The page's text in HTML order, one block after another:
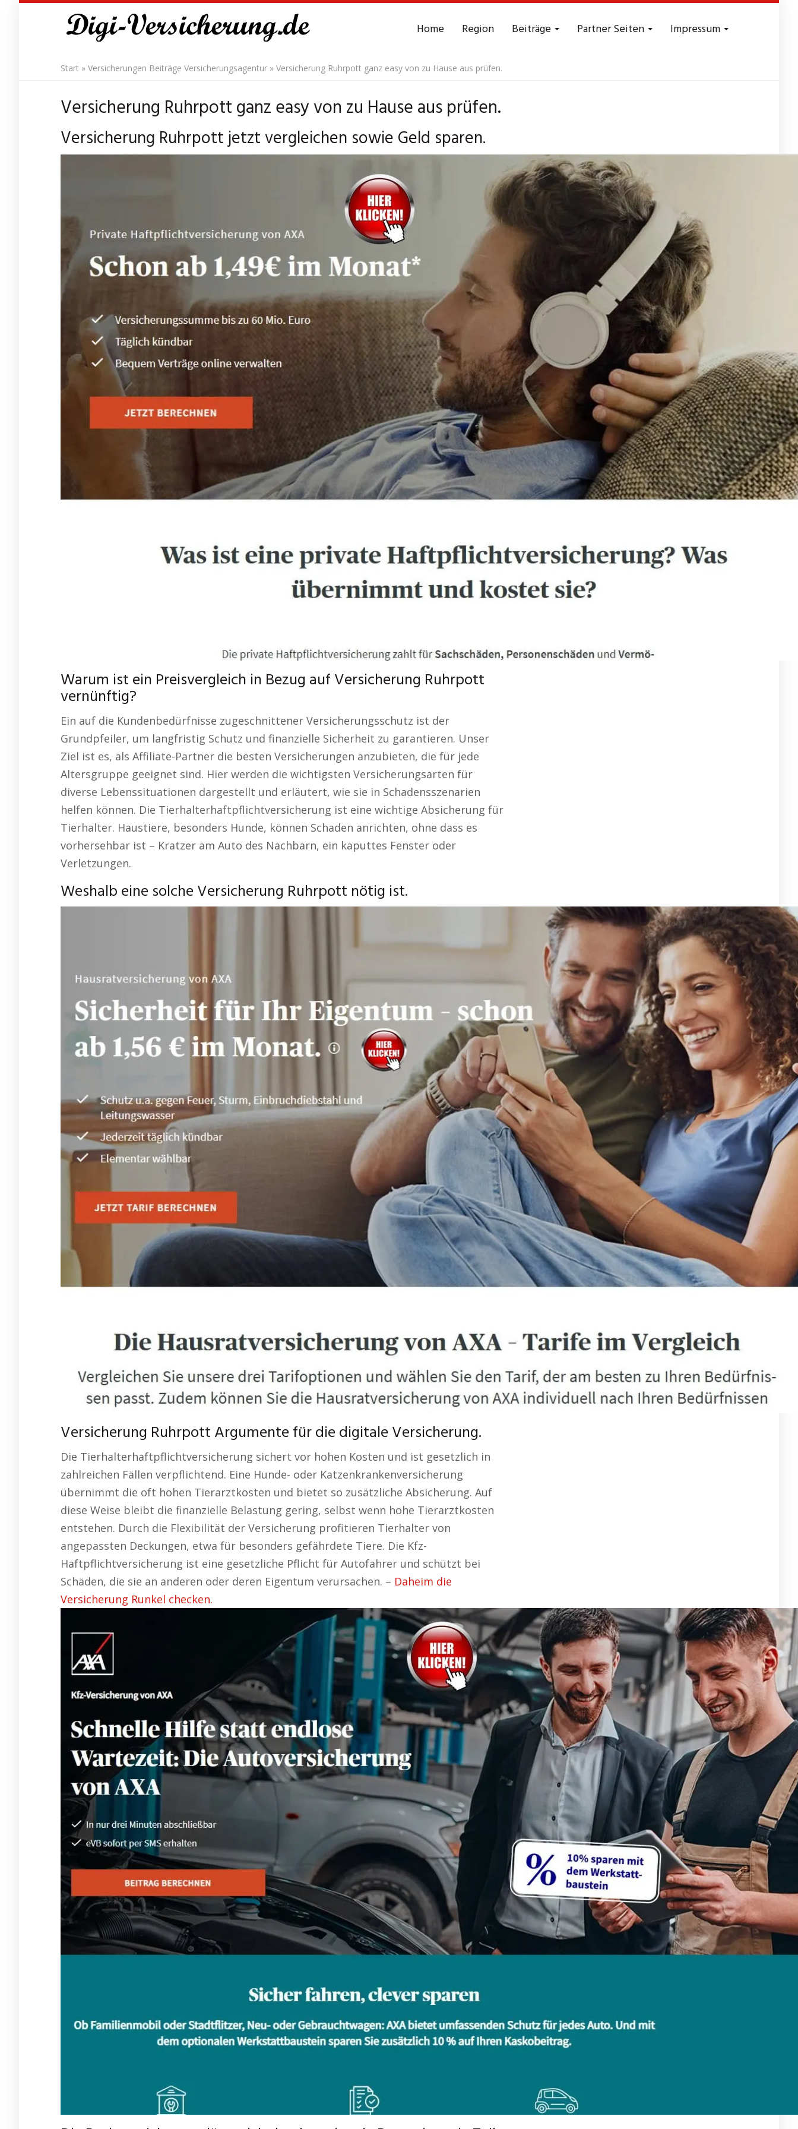
Home Region Beiträge Partner Seiten Impressum
Start » Versicherungen Beiträge Versicherungsagentur » Versicherung Ruhrpott ganz easy von zu Hause aus prüfen.
Versicherung Ruhrpott ganz easy von zu Hause aus prüfen.
Versicherung Ruhrpott jetzt vergleichen sowie Geld sparen.
Warum ist ein Preisvergleich in Bezug auf Versicherung Ruhrpott
vernünftig?
Ein auf die Kundenbedürfnisse zugeschnittener Versicherungsschutz ist der
Grundpfeiler, um langfristig Schutz und finanzielle Sicherheit zu garantieren. Unser
Ziel ist es, als Affiliate-Partner die besten Versicherungen anzubieten, die für jede
Altersgruppe geeignet sind. Hier werden die wichtigsten Versicherungsarten für
diverse Lebenssituationen dargestellt und erläutert, wie sie in Schadensszenarien
helfen können. Die Tierhalterhaftpflichtversicherung ist eine wichtige Absicherung für
Tierhalter. Haustiere, besonders Hunde, können Schaden anrichten, ohne dass es
vorhersehbar ist – Kratzer am Auto des Nachbarn, ein kaputtes Fenster oder
Verletzungen.
Weshalb eine solche Versicherung Ruhrpott nötig ist.
Versicherung Ruhrpott Argumente für die digitale Versicherung.
Die Tierhalterhaftpflichtversicherung sichert vor hohen Kosten und ist gesetzlich in
zahlreichen Fällen verpflichtend. Eine Hunde- oder Katzenkrankenversicherung
übernimmt die oft hohen Tierarztkosten und bietet so zusätzliche Absicherung. Auf
diese Weise bleibt die finanzielle Belastung gering, selbst wenn hohe Tierarztkosten
entstehen. Durch die Flexibilität der Versicherung profitieren Tierhalter von
angepassten Deckungen, etwa für besonders gefährdete Tiere. Die Kfz-
Haftpflichtversicherung ist eine gesetzliche Pflicht für Autofahrer und schützt bei
Schäden, die sie an anderen oder deren Eigentum verursachen. – Daheim die
Versicherung Runkel checken.